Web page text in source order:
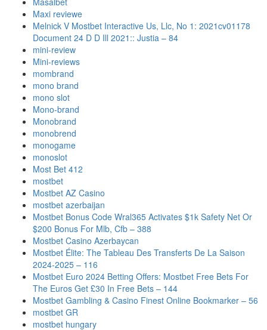
Maxi reviewe
Melnick V Mostbet Interactive Us, Llc, No 1: 2021cv01178
Document 24 D D Ill 2021:: Justia – 84
mini-review
Mini-reviews
mombrand
mono brand
mono slot
Mono-brand
Monobrand
monobrend
monogame
monoslot
Most Bet 412
mostbet
Mostbet AZ Casino
mostbet azerbaijan
Mostbet Bonus Code Wral365 Activates $1k Safety Net Or
$200 Bonus For Mlb, Cfb – 388
Mostbet Casino Azerbaycan
Mostbet Élite: The Tableau Des Transferts De La Saison
2024-2025 – 116
Mostbet Euro 2024 Betting Offers: Mostbet Free Bets For
The Euros Get £30 In Free Bets – 144
Mostbet Gambling & Casino Finest Online Bookmarker – 56
mostbet GR
mostbet hungary